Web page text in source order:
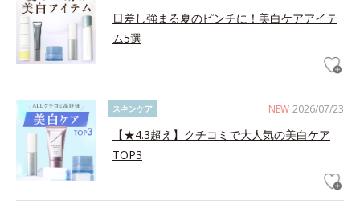
日差し強まる夏のピンチに！美白ケアアイテ
ム5選
NEW 2026/07/23
スキンケア
【★4.3超え】クチコミで大人気の美白ケア
TOP3